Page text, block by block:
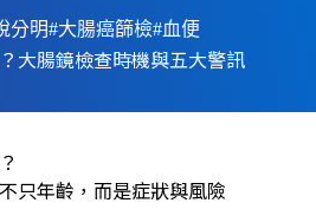
分明#大腸癌篩檢#血便
大腸鏡檢查時機與五大警訊
只年齡，而是症狀與風險